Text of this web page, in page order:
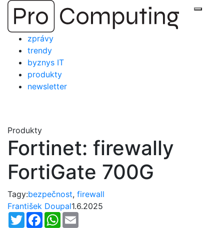
Přejít
obsah
zprávy
trendy
byznys IT
produkty
newsletter
Produkty
Fortinet: firewally
FortiGate 700G
Tagy:bezpečnost, firewall
František Doupal1.6.2025
TwitterFacebookWhatsApp